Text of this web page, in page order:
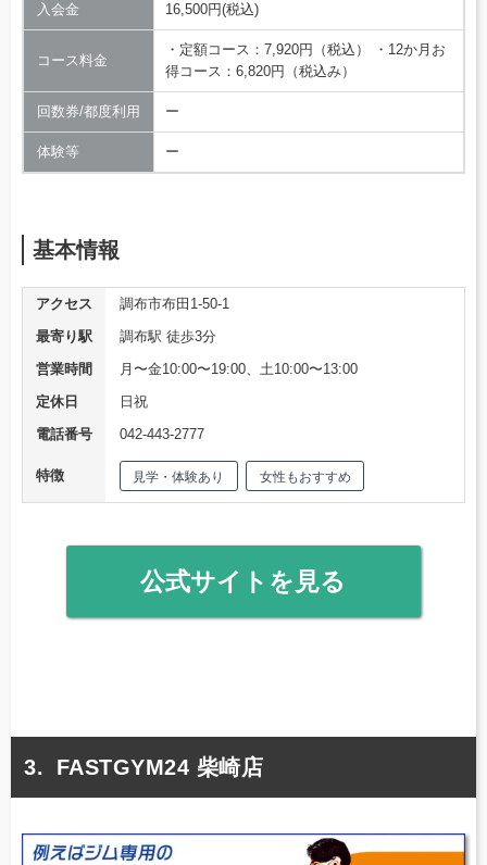
入会金 16,500円(税込)
コース料金
・定額コース：7,920円（税込） ・12か月お
得コース：6,820円（税込み）
回数券/都度利用 ー
体験等 ー
基本情報
アクセス
調布市布田1-50-1
最寄り駅
調布駅 徒歩3分
営業時間
月〜金10:00〜19:00、土10:00〜13:00
定休日
日祝
電話番号
042-443-2777
特徴 見学・体験あり 女性もおすすめ
公式サイトを見る
FASTGYM24 柴崎店